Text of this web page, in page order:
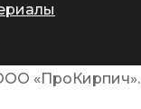
«ПроКирпич».